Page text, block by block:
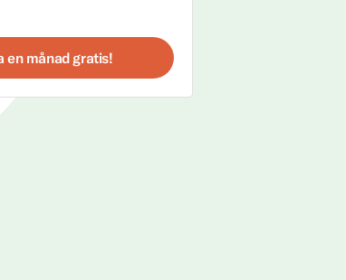
en månad gratis!